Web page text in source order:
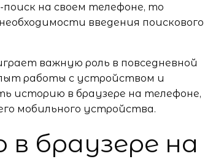
на своем телефоне, то
введения поискового
важную роль в повседневной
работы с устройством и
историю в браузере на телефоне,
мобильного устройства.
браузере на